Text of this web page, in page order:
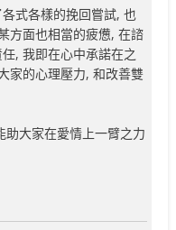
式各樣的挽回嘗試, 也
方面也相當的疲憊, 在諮
, 我即在心中承諾在之
家的心理壓力, 和改善雙
大家在愛情上一臂之力